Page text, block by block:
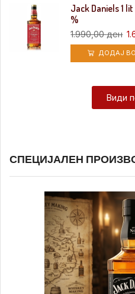
Jack Daniels 1
%
1.990,00ден
ДОДАЈ
Види
СПЕЦИЈАЛЕН